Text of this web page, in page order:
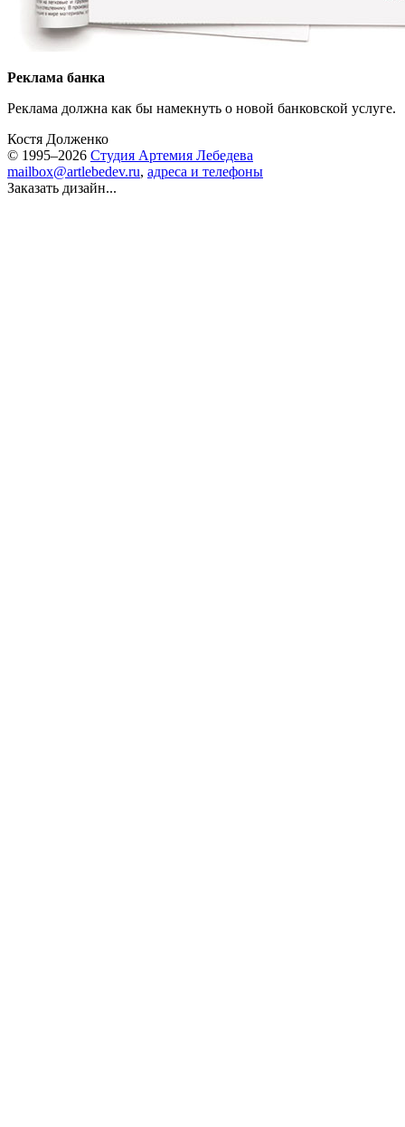
Реклама банка
Реклама должна как бы намекнуть о новой банковской услуге.
Костя Долженко
© 1995–2026 Студия Артемия Лебедева
mailbox@artlebedev.ru, адреса и телефоны
Заказать дизайн...